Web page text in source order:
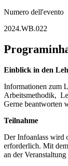
Numero dell'evento
2024.WB.022
Einblick in den
Informationen zum
Arbeitsmethodik,
Gerne beantworten
Teilnahme
Der Infoanlass wird
erforderlich. Mit
an der